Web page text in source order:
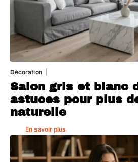
Décoration
Salon gris et blanc
astuces pour plus
naturelle
En savoir plus